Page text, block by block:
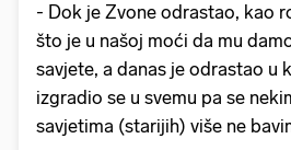
- Dok je Zvone odrastao, kao
što je u našoj moći da mu
savjete, a danas je odrastao u
izgradio se u svemu pa se
savjetima (starijih) više ne